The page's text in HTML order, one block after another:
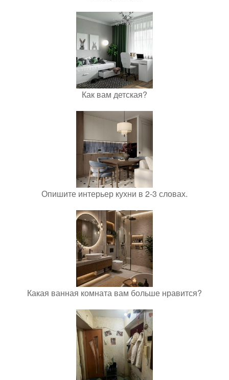
Как вам детская?
Опишите интерьер кухни в 2-3 словах.
Какая ванная комната вам больше нравится?